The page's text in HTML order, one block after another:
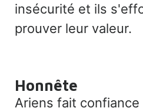
insécurité et ils
prouver leur valeur.
Honnête
Ariens fait